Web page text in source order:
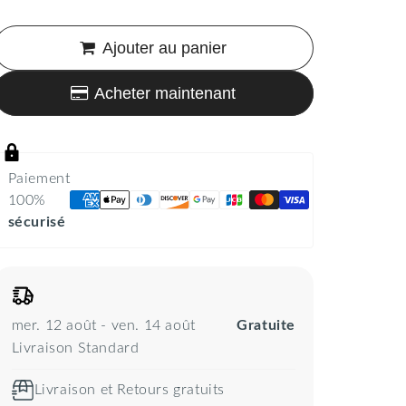
Ajouter au panier
Acheter maintenant
Paiement
100%
sécurisé
mer. 12 août - ven. 14 août
Gratuite
Livraison Standard
Livraison et Retours gratuits